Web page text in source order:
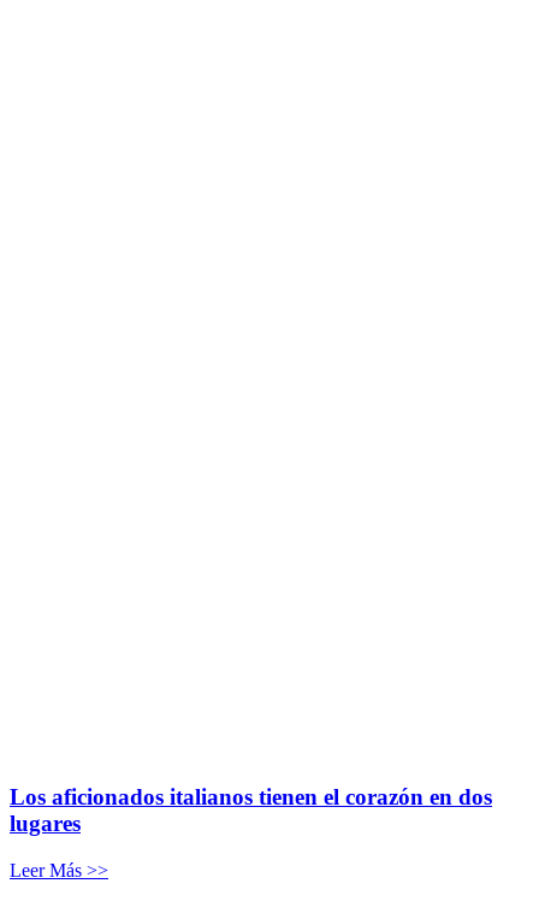
Los aficionados italianos tienen el corazón en dos
lugares
Leer Más >>